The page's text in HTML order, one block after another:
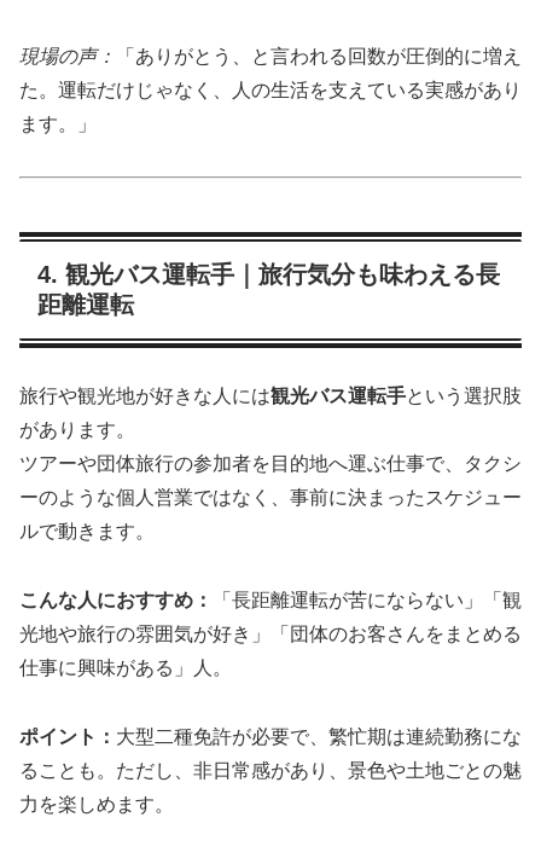
現場の声：
「ありがとう、と言われる回数が圧倒的に増え
た。運転だけじゃなく、人の生活を支えている実感があり
ます。」
4. 観光バス運転手｜旅行気分も味わえる長
距離運転
旅行や観光地が好きな人には観光バス運転手という選択肢
があります。
ツアーや団体旅行の参加者を目的地へ運ぶ仕事で、タクシ
ーのような個人営業ではなく、事前に決まったスケジュー
ルで動きます。
こんな人におすすめ：
「長距離運転が苦にならない」「観
光地や旅行の雰囲気が好き」「団体のお客さんをまとめる
仕事に興味がある」人。
ポイント： 大型二種免許が必要で、繁忙期は連続勤務にな
ることも。ただし、非日常感があり、景色や土地ごとの魅
力を楽しめます。